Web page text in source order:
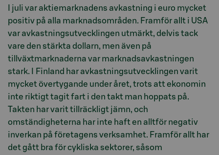
I juli var aktiemarknadens avkastning i euro mycket
positiv på alla marknadsområden. Framför allt i USA
var avkastningsutvecklingen utmärkt, delvis tack
vare den stärkta dollarn, men även på
tillväxtmarknaderna var marknadsavkastningen
stark. I Finland har avkastningsutvecklingen varit
mycket övertygande under året, trots att ekonomin
inte riktigt tagit fart i den takt man hoppats på.
Takten har varit tillräckligt jämn, och
omständigheterna har inte haft en alltför negativ
inverkan på företagens verksamhet. Framför allt har
det gått bra för cykliska sektorer, såsom